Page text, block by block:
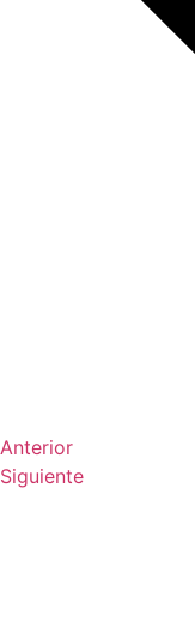
Anterior
Siguiente